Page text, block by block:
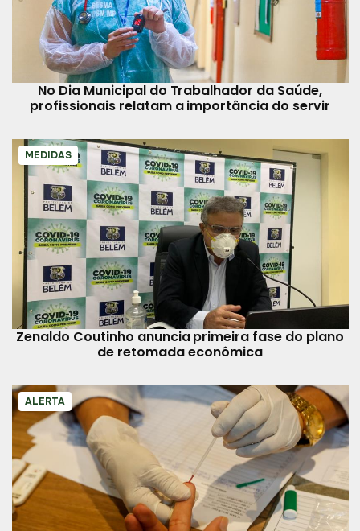
No Dia Municipal do Trabalhador da Saúde,
profissionais relatam a importância do servir
MEDIDAS
Zenaldo Coutinho anuncia primeira fase do plano
de retomada econômica
ALERTA